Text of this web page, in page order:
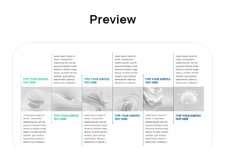
Preview